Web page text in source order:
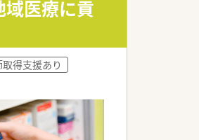
域医療に貢
得支援あり